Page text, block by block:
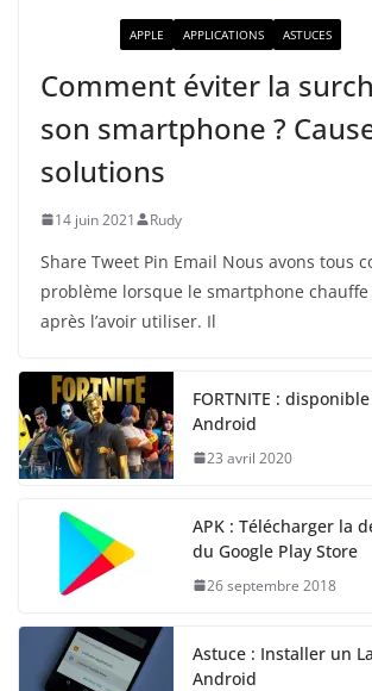
APPLE APPLICATIONS ASTUCES
Comment éviter la
son smartphone ?
solutions
14 juin 2021 Rudy
Share Tweet Pin Email Nous avons tous
problème lorsque le smartphone
après l’avoir utiliser. Il
FORTNITE :
Android
23 avril 2020
APK : Télécharger la
du Google Play Store
26 septembre 2018
Astuce : Installer un
Android